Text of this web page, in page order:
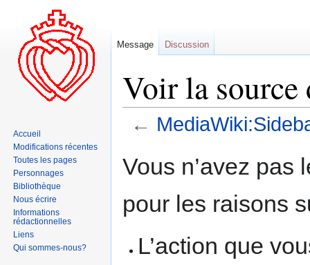
Voir la
←
à
navigation
à
recherche
Vous n’avez pas
pour les raisons
L’action que
Message Discussion
Accueil
Modifications récentes
Toutes les pages
Personnages
Bibliothèque
Nous écrire
Informations
rédactionnelles
Liens
Qui sommes-nous?